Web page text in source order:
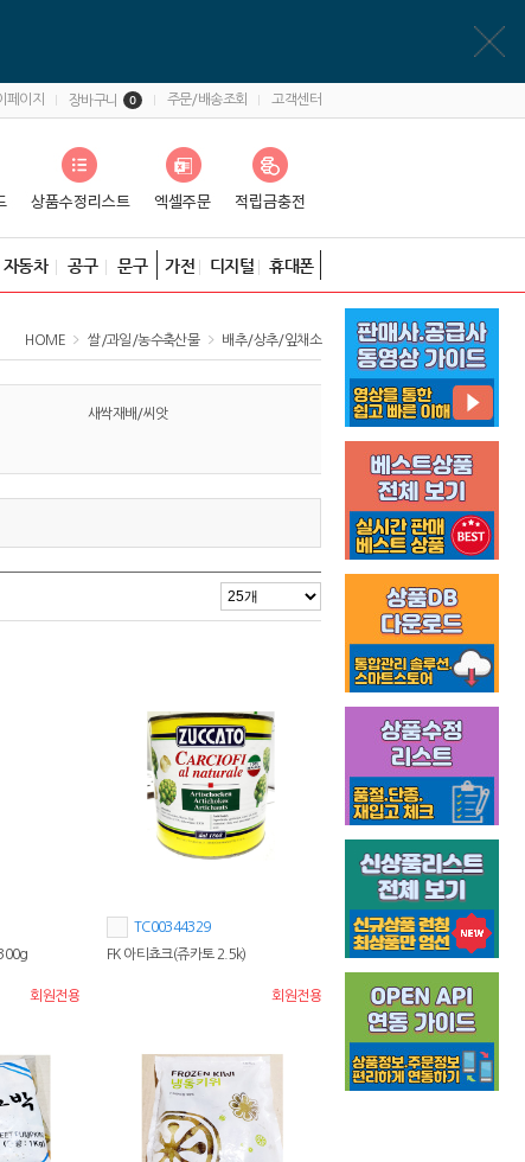
페이지 장바구니 0 주문/배송조회 고객센터
자동차 공구 문구 가전 디지털 휴대폰
HOME 쌀/과일/농수축산물 배추/상추/잎채소
새싹재배/씨앗
회원전용
TC00344329
FK 아티쵸크(쥬카토 2.5k)
회원전용